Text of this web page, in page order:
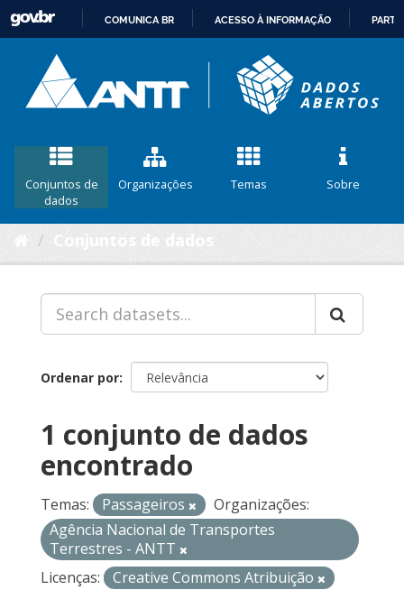
CONTEÚDO
COMUNICA BR ACESSO À INFORMAÇÃO
Conjuntos de
dados
Organizações Temas Sobre
Ordenar por
1 conjunto de dados
encontrado
Temas: Passageiros
Organizações:
Agência Nacional de Transportes
Terrestres - ANTT
Licenças:
Creative Commons Atribuição